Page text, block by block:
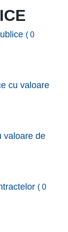
( 0
cu valoare
valoare de
( 0